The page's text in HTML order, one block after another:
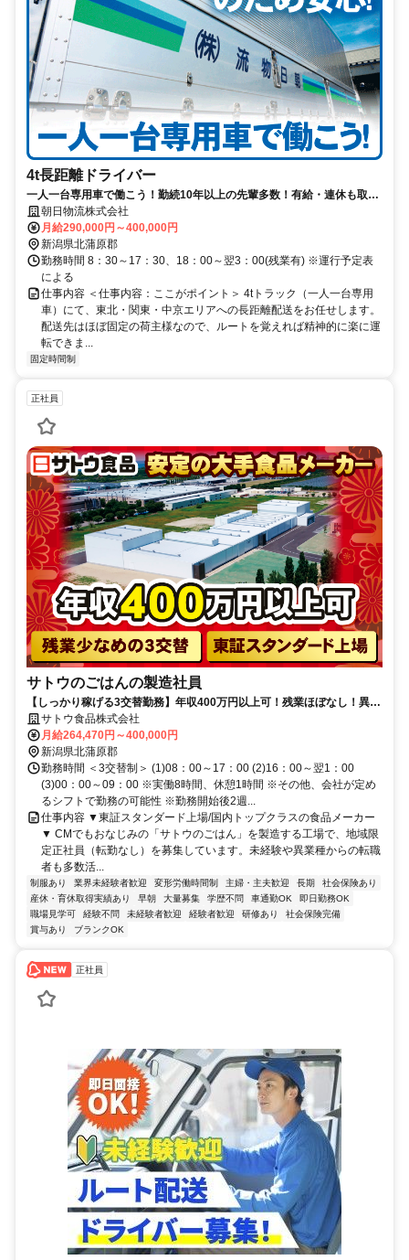
4t長距離ドライバー
一人一台専用車で働こう！勤続10年以上の先輩多数！有給・連休も取り
やすい職場！
朝日物流株式会社
月給290,000円～400,000円
新潟県北蒲原郡
勤務時間 8：30～17：30、18：00～翌3：00(残業有) ※運行予定表
による
仕事内容 ＜仕事内容：ここがポイント＞ 4tトラック（一人一台専用
車）にて、東北・関東・中京エリアへの長距離配送をお任せします。
配送先はほぼ固定の荷主様なので、ルートを覚えれば精神的に楽に運
転できま...
固定時間制
正社員
サトウのごはんの製造社員
【しっかり稼げる3交替勤務】年収400万円以上可！残業ほぼなし！異業
種からの転職者も多数活躍中！
サトウ食品株式会社
月給264,470円～400,000円
新潟県北蒲原郡
勤務時間 ＜3交替制＞ (1)08：00～17：00 (2)16：00～翌1：00
(3)00：00～09：00 ※実働8時間、休憩1時間 ※その他、会社が定め
るシフトで勤務の可能性 ※勤務開始後2週...
仕事内容 ▼東証スタンダード上場/国内トップクラスの食品メーカー
▼ CMでもおなじみの「サトウのごはん」を製造する工場で、地域限
定正社員（転勤なし）を募集しています。未経験や異業種からの転職
者も多数活...
制服あり 業界未経験者歓迎 変形労働時間制 主婦・主夫歓迎 長期
社会保険あり
産休・育休取得実績あり
早朝 大量募集 学歴不問 車通勤OK
即日勤務OK
職場見学可
経験不問 未経験者歓迎 経験者歓迎 研修あり
社会保険完備
賞与あり
ブランクOK
正社員